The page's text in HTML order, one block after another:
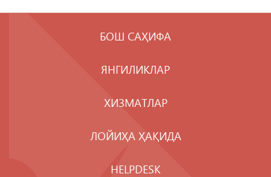
БОШ САҲИФА
ЯНГИЛИКЛАР
ХИЗМАТЛАР
ЛОЙИҲА ҲАҚИДА
HELPDESK